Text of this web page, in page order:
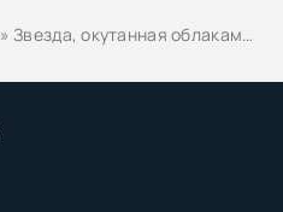
» Звезда, окутанная облаками (2013)